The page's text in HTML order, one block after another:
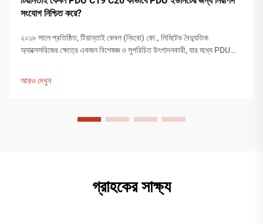
সংযোগ নিশ্চিত করে?
২০১৮ সালে প্রতিষ্ঠিত, টিয়ান্তাই কেবল (নিংবো) কো., লিমিটেড বৈদ্যুতিক
অ্যাক্সেসরিজের ক্ষেত্রে একজন বিশেষজ্ঞ ও সুপরিচিত উৎপাদনকারী, যার মধ্যে PDU
আরও দেখুন
গ্রাহকের সাক্ষ্য